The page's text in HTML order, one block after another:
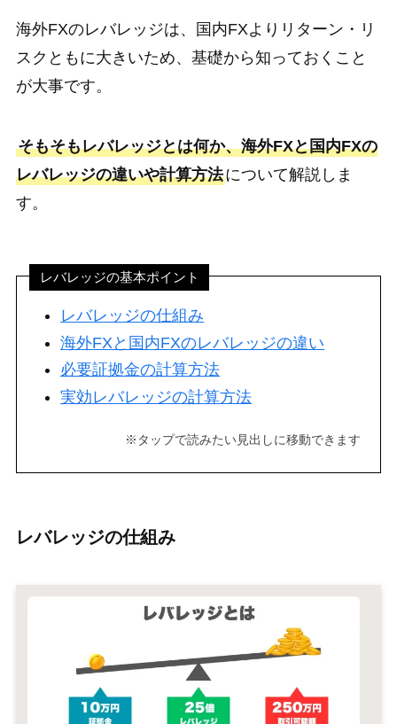
海外FXのレバレッジは、国内FXよりリターン・リ
スクともに大きいため、基礎から知っておくこと
が大事です。
そもそもレバレッジとは何か、海外FXと国内FXの
レバレッジの違いや計算方法について解説しま
す。
レバレッジの基本ポイント
レバレッジの仕組み
海外FXと国内FXのレバレッジの違い
必要証拠金の計算方法
実効レバレッジの計算方法
※ タップで読みたい見出しに移動できます
レバレッジの仕組み